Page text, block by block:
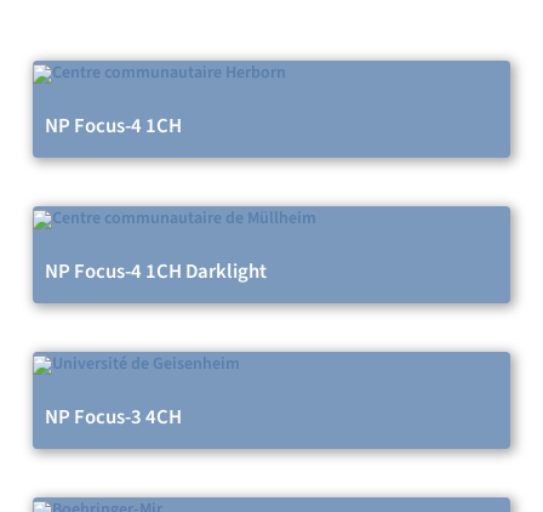
NP Focus-4 1CH
NP Focus-4 1CH Darklight
NP Focus-3 4CH